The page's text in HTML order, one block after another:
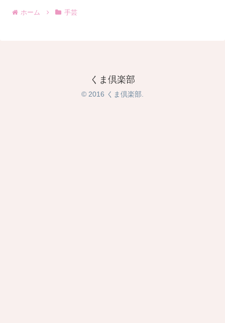
ホーム 手芸
くま倶楽部
© 2016 くま倶楽部.